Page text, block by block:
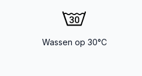
Wassen op 30°C